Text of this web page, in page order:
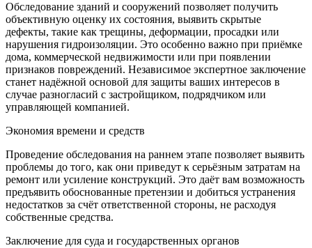
Обследование зданий и сооружений позволяет получить
объективную оценку их состояния, выявить скрытые
дефекты, такие как трещины, деформации, просадки или
нарушения гидроизоляции. Это особенно важно при приёмке
дома, коммерческой недвижимости или при появлении
признаков повреждений. Независимое экспертное заключение
станет надёжной основой для защиты ваших интересов в
случае разногласий с застройщиком, подрядчиком или
управляющей компанией.
Экономия времени и средств
Проведение обследования на раннем этапе позволяет выявить
проблемы до того, как они приведут к серьёзным затратам на
ремонт или усиление конструкций. Это даёт вам возможность
предъявить обоснованные претензии и добиться устранения
недостатков за счёт ответственной стороны, не расходуя
собственные средства.
Заключение для суда и государственных органов